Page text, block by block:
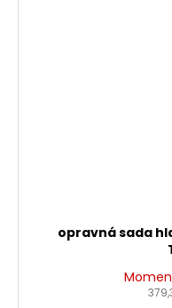
opravná sada